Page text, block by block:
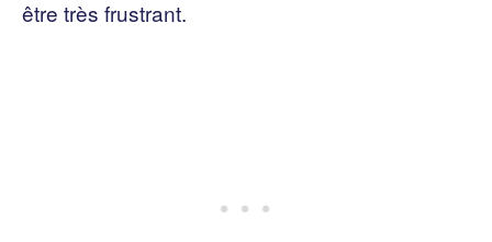
être très frustrant.